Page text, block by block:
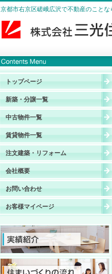
京都市右京区嵯峨広沢で不動産のことな
トップページ
新築・分譲一覧
中古物件一覧
賃貸物件一覧
注文建築・リフォーム
会社概要
お問い合わせ
お客様マイページ